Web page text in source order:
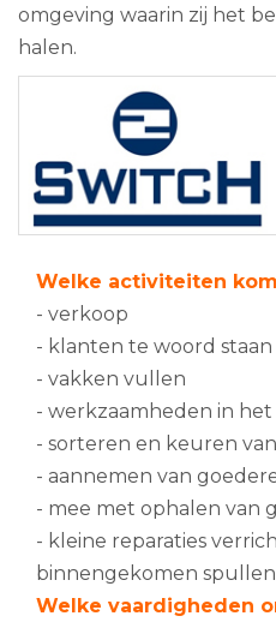
omgeving waarin zij het
halen.
Welke activiteiten
- verkoop
- klanten te woord staan
- vakken vullen
- werkzaamheden in het
- sorteren en keuren
- aannemen van
- mee met ophalen van
- kleine reparaties
binnengekomen
Welke vaardigheden